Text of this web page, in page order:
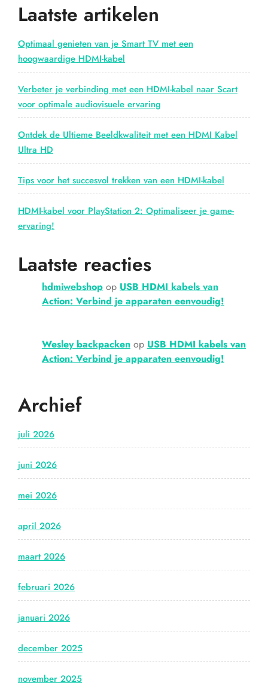
een
kabel”
Laatste artikelen
Optimaal genieten van je Smart TV met een
hoogwaardige HDMI-kabel
Verbeter je verbinding met een HDMI-kabel naar Scart
voor optimale audiovisuele ervaring
Ontdek de Ultieme Beeldkwaliteit met een HDMI Kabel
Ultra HD
Tips voor het succesvol trekken van een HDMI-kabel
HDMI-kabel voor PlayStation 2: Optimaliseer je game-
ervaring!
Laatste reacties
hdmiwebshop op USB HDMI kabels van
Action: Verbind je apparaten eenvoudig!
Wesley backpacken op USB HDMI kabels van
Action: Verbind je apparaten eenvoudig!
Archief
juli 2026
juni 2026
mei 2026
april 2026
maart 2026
februari 2026
januari 2026
december 2025
november 2025